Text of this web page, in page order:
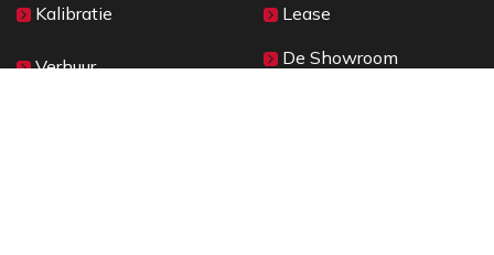
Kalibratie
Verhuur
Lease
De Showroom